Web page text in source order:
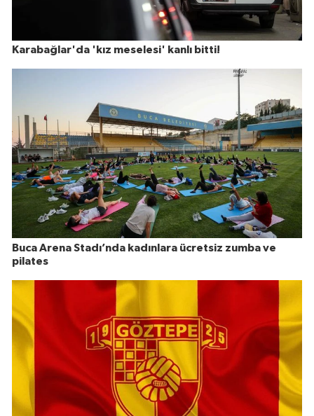
Karabağlar'da 'kız meselesi' kanlı bitti!
Buca Arena Stadı’nda kadınlara ücretsiz zumba ve
pilates